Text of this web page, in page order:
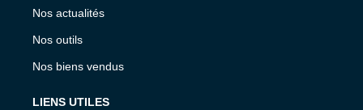
Nos actualités
Nos outils
Nos biens vendus
LIENS UTILES